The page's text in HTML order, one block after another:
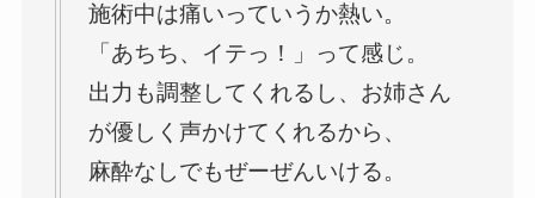
施術中は痛いっていうか熱い。
「あちち、イテっ！」って感じ。
出力も調整してくれるし、お姉さん
が優しく声かけてくれるから、
麻酔なしでもぜーぜんいける。